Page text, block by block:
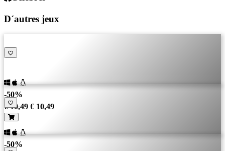
D´autres jeux
-50%
€ 10,49 € 10,49
-50%